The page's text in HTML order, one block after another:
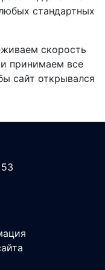
стандартных
скорость
и принимаем все
сайт открывался